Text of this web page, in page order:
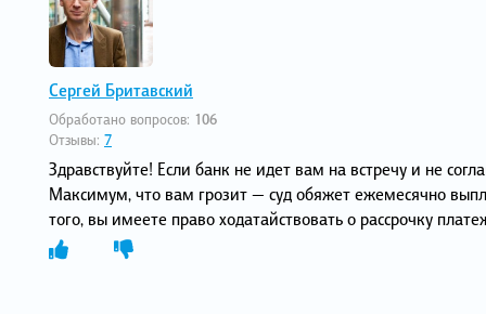
Сергей Бритавский
Обработано вопросов: 106
Отзывы: 7
Здравствуйте! Если банк не идет вам на встречу и не
Максимум, что вам грозит — суд обяжет ежемесячно
того, вы имеете право ходатайствовать о рассрочку